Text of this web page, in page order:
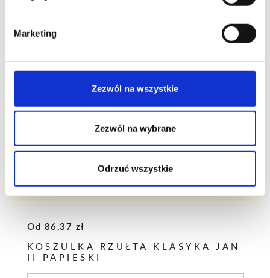
Marketing
Zezwól na wszystkie
Zezwól na wybrane
Odrzuć wszystkie
Od 86,37 zł
KOSZULKA RZUŁTA KLASYKA JAN
II PAPIESKI